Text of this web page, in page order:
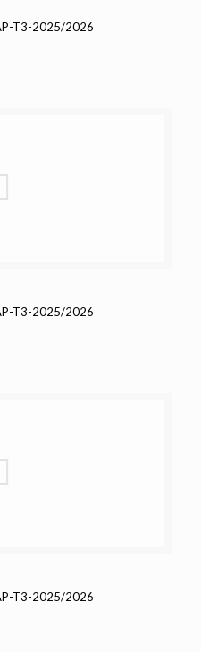
T3-2025/2026
T3-2025/2026
T3-2025/2026